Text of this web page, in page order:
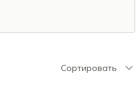
Сортировать